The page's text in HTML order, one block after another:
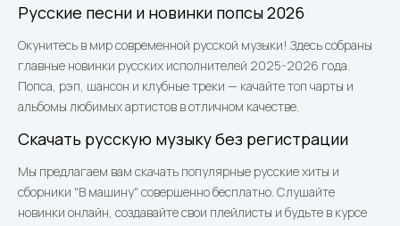
Русские песни и новинки попсы 2026
Окунитесь в мир современной русской музыки! Здесь собраны
главные новинки русских исполнителей 2025-2026 года.
Попса, рэп, шансон и клубные треки — качайте топ чарты и
альбомы любимых артистов в отличном качестве.
Скачать русскую музыку без регистрации
Мы предлагаем вам скачать популярные русские хиты и
сборники "В машину" совершенно бесплатно. Слушайте
новинки онлайн, создавайте свои плейлисты и будьте в курсе